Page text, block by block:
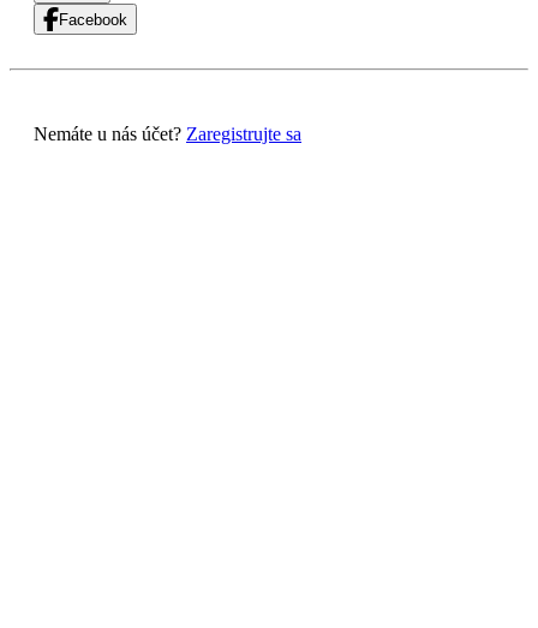
Facebook
Nemáte u nás účet? Zaregistrujte sa